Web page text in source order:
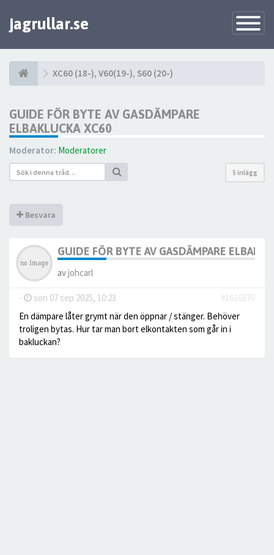
Toggle
jagrullar.se
XC60 (18-), V60(19-), S60 (20-)
GUIDE FÖR BYTE AV GASDÄMPARE
ELBAKLUCKA XC60
Moderator: Moderatorer
5 inlägg
Besvara
GUIDE FÖR BYTE AV GASDÄMPARE
avjohcarl
- sön 07 sep 2025, 10:23
#1616876
En dämpare låter grymt när den öppnar / stänger. Behöver
troligen bytas. Hur tar man bort elkontakten som går in i
bakluckan?